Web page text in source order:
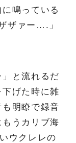
鳴っている
ザァー….」
と流れるだ
げた時に雑
明瞭で録音
うカリブ海
ウクレレの